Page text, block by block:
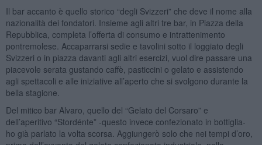
Il bar accanto è quello storico “degli Svizzeri” che deve il nome alla
nazionalità dei fondatori. Insieme agli altri tre bar, in Piazza della
Repubblica, completa l’offerta di consumo e intrattenimento
pontremolese. Accaparrarsi sedie e tavolini sotto il loggiato degli
Svizzeri o in piazza davanti agli altri esercizi, vuol dire passare una
piacevole serata gustando caffè, pasticcini o gelato e assistendo
agli spettacoli e alle iniziative all’aperto che si svolgono durante la
bella stagione.
Del mitico bar Alvaro, quello del “Gelato del Corsaro” e
dell’aperitivo “Stordénte” -questo invece confezionato in bottiglia-
ho già parlato la volta scorsa. Aggiungerò solo che nei tempi d’oro,